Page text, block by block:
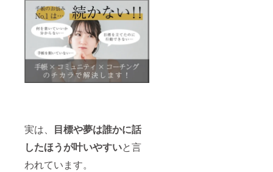
実は、 目標や夢は誰かに話
したほうが叶いやすいと言
われています。